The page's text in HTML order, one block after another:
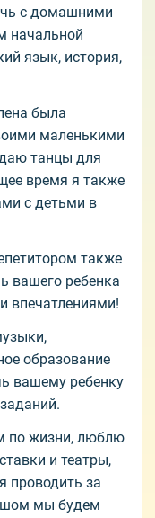
с домашними
начальной
язык, история,
была
маленькими
танцы для
время я также
с детьми в
также
вашего ребенка
впечатлениями!
образование
вашему ребенку
по жизни, люблю
и театры,
проводить за
мы будем